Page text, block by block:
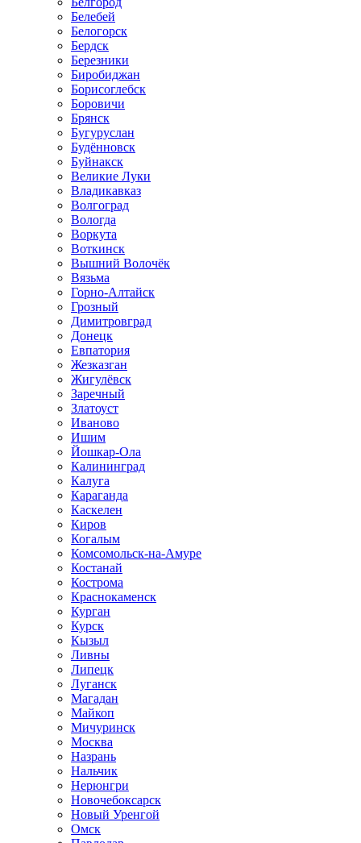
Белебей
Белогорск
Бердск
Березники
Биробиджан
Борисоглебск
Боровичи
Брянск
Бугуруслан
Будённовск
Буйнакск
Великие Луки
Владикавказ
Волгоград
Вологда
Воркута
Воткинск
Вышний Волочёк
Вязьма
Горно-Алтайск
Грозный
Димитровград
Донецк
Евпатория
Жезказган
Жигулёвск
Заречный
Златоуст
Иваново
Ишим
Йошкар-Ола
Калининград
Калуга
Караганда
Каскелен
Киров
Когалым
Комсомольск-на-Амуре
Костанай
Кострома
Краснокаменск
Курган
Курск
Кызыл
Ливны
Липецк
Луганск
Магадан
Майкоп
Мичуринск
Москва
Назрань
Нальчик
Нерюнгри
Новочебоксарск
Новый Уренгой
Омск